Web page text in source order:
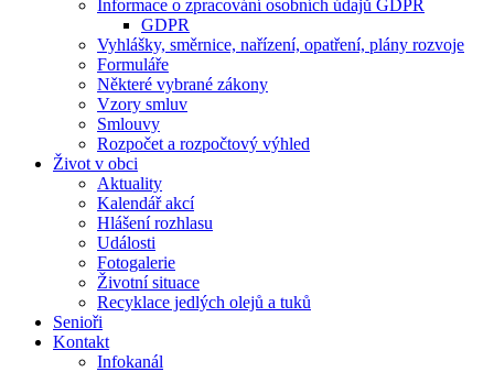
Informace o zpracování osobních údajů GDPR
GDPR
Vyhlášky, směrnice, nařízení, opatření, plány rozvoje
Formuláře
Některé vybrané zákony
Vzory smluv
Smlouvy
Rozpočet a rozpočtový výhled
Život v obci
Aktuality
Kalendář akcí
Hlášení rozhlasu
Události
Fotogalerie
Životní situace
Recyklace jedlých olejů a tuků
Senioři
Kontakt
Infokanál